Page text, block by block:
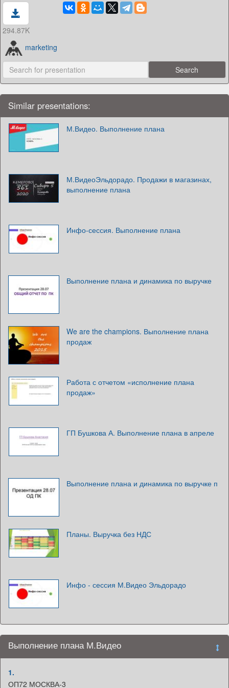
294.87K
marketing
Similar presentations:
М.Видео. Выполнение плана
М.ВидеоЭльдорадо. Продажи в магазинах,
выполнение плана
Инфо-сессия. Выполнение плана
Выполнение плана и динамика по выручке
We are the champions. Выполнение плана
продаж
Работа с отчетом «исполнение плана
продаж»
ГП Бушкова А. Выполнение плана в апреле
Выполнение плана и динамика по выручке п
Планы. Выручка без НДС
Инфо - сессия М.Видео Эльдорадо
Выполнение плана М.Видео
1.
ОП72 МОСКВА-3